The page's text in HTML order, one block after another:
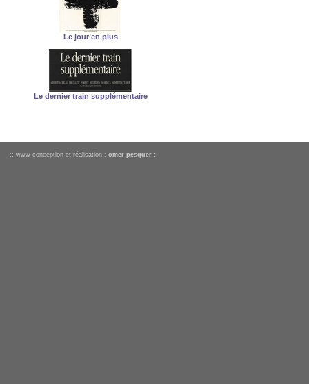
Le jour en plus
Le dernier train supplémentaire
:: www conception et réalisation : omer pesquer ::